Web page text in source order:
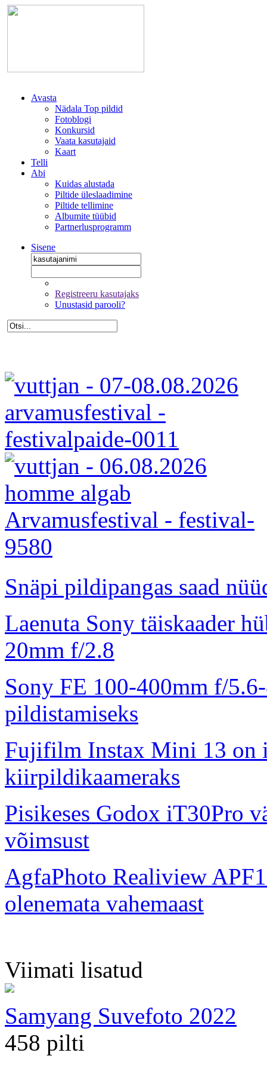
Avasta
Nädala Top pildid
Fotoblogi
Konkursid
Vaata kasutajaid
Kaart
Telli
Abi
Kuidas alustada
Piltide üleslaadimine
Piltide tellimine
Albumite tüübid
Partnerlusprogramm
Sisene
Registreeru kasutajaks
Unustasid parooli?
Snäpi pildipangas saad
Laenuta Sony täiskaader
20mm f/2.8
Sony FE 100-400mm f/
pildistamiseks
Fujifilm Instax Mini 13 on
kiirpildikaameraks
Pisikeses Godox iT30Pro
võimsust
AgfaPhoto Realiview
olenemata vahemaast
Viimati lisatud
Samyang Suvefoto 2022
458 pilti